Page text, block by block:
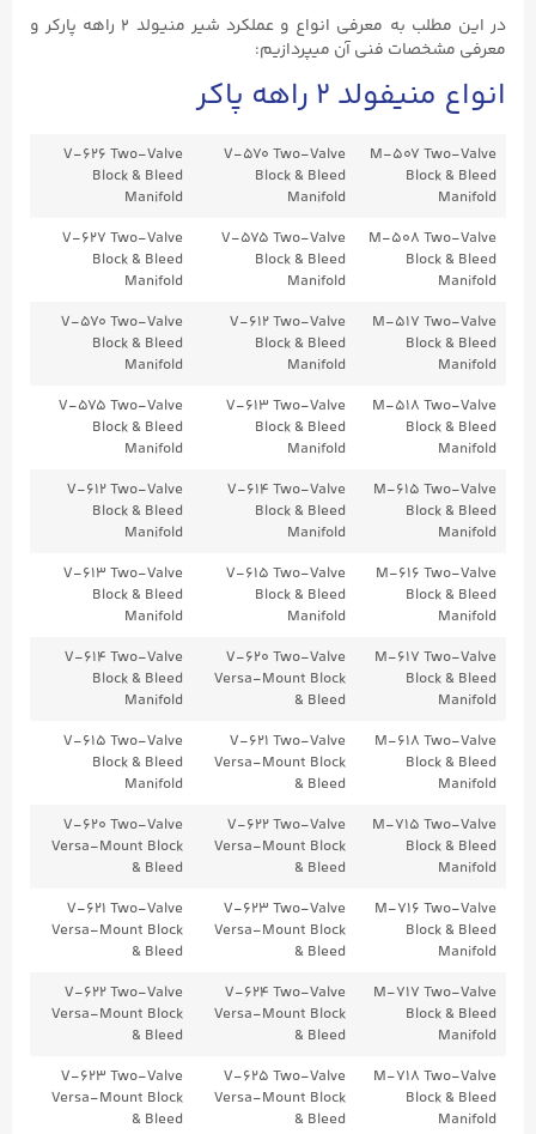
در این مطلب به معرفی انواع و عملکرد شیر منیولد ۲ راهه پارکر و
معرفی مشخصات فنی آن میپردازیم:
انواع منیفولد ۲ راهه پاکر
M-507 Two-Valve
Block & Bleed
Manifold
V-570 Two-Valve
Block & Bleed
Manifold
V-626 Two-Valve
Block & Bleed
Manifold
M-508 Two-Valve
Block & Bleed
Manifold
V-575 Two-Valve
Block & Bleed
Manifold
V-627 Two-Valve
Block & Bleed
Manifold
M-517 Two-Valve
Block & Bleed
Manifold
V-612 Two-Valve
Block & Bleed
Manifold
V-570 Two-Valve
Block & Bleed
Manifold
M-518 Two-Valve
Block & Bleed
Manifold
V-613 Two-Valve
Block & Bleed
Manifold
V-575 Two-Valve
Block & Bleed
Manifold
M-615 Two-Valve
Block & Bleed
Manifold
V-614 Two-Valve
Block & Bleed
Manifold
V-612 Two-Valve
Block & Bleed
Manifold
M-616 Two-Valve
Block & Bleed
Manifold
V-615 Two-Valve
Block & Bleed
Manifold
V-613 Two-Valve
Block & Bleed
Manifold
M-617 Two-Valve
Block & Bleed
Manifold
V-620 Two-Valve
Versa-Mount Block
& Bleed
V-614 Two-Valve
Block & Bleed
Manifold
M-618 Two-Valve
Block & Bleed
Manifold
V-621 Two-Valve
Versa-Mount Block
& Bleed
V-615 Two-Valve
Block & Bleed
Manifold
M-715 Two-Valve
Block & Bleed
Manifold
V-622 Two-Valve
Versa-Mount Block
& Bleed
V-620 Two-Valve
Versa-Mount Block
& Bleed
M-716 Two-Valve
Block & Bleed
Manifold
V-623 Two-Valve
Versa-Mount Block
& Bleed
V-621 Two-Valve
Versa-Mount Block
& Bleed
M-717 Two-Valve
Block & Bleed
Manifold
V-624 Two-Valve
Versa-Mount Block
& Bleed
V-622 Two-Valve
Versa-Mount Block
& Bleed
M-718 Two-Valve
Block & Bleed
Manifold
V-625 Two-Valve
Versa-Mount Block
& Bleed
V-623 Two-Valve
Versa-Mount Block
& Bleed